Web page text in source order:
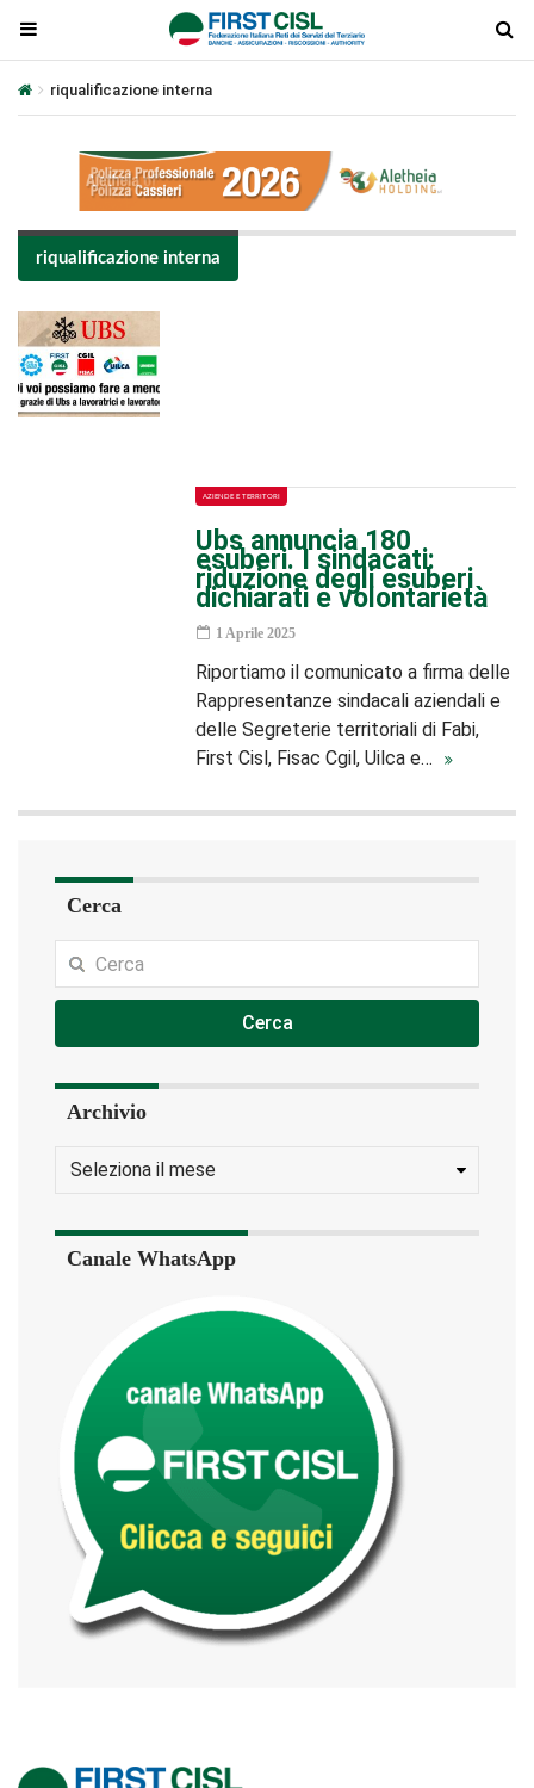
riqualificazione interna
riqualificazione interna
AZIENDE E TERRITORI
Ubs annuncia 180
esuberi. I sindacati:
riduzione degli esuberi
dichiarati e volontarietà
1 Aprile 2025
Riportiamo il comunicato a firma delle
Rappresentanze sindacali aziendali e
delle Segreterie territoriali di Fabi,
First Cisl, Fisac Cgil, Uilca e…
Cerca
Cerca
Archivio
Canale WhatsApp